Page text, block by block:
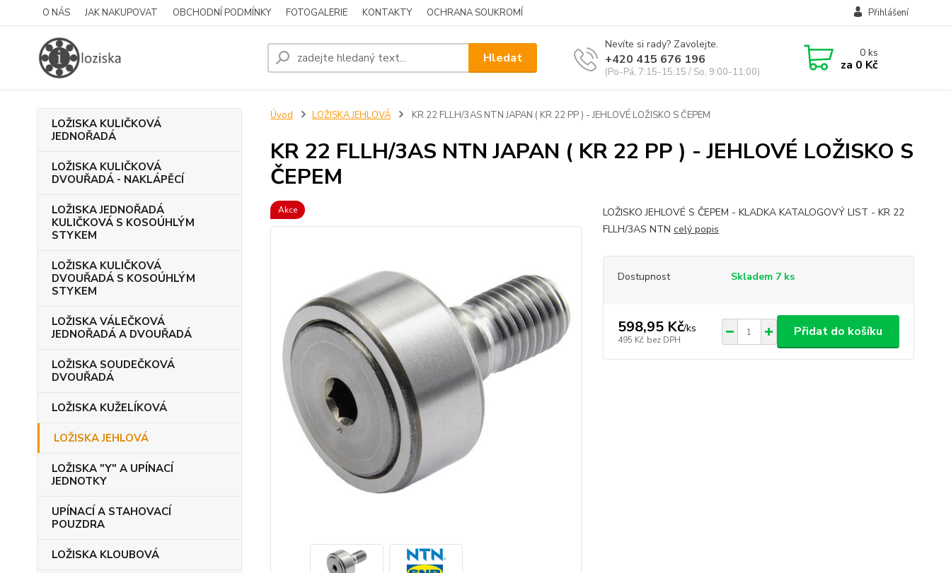
O NÁS JAK NAKUPOVAT OBCHODNÍ PODMÍNKY FOTOGALERIE KONTAKTY OCHRANA SOUKROMÍ Přihlášení
Hledat
Nevíte si rady? Zavolejte.
+420 415 676 196
(Po-Pá, 7:15-15:15 / So, 9:00-11:00)
0ks
za 0 Kč
LOŽISKA KULIČKOVÁ
JEDNOŘADÁ
LOŽISKA KULIČKOVÁ
DVOUŘADÁ - NAKLÁPĚCÍ
LOŽISKA JEDNOŘADÁ
KULIČKOVÁ S KOSOÚHLÝM
STYKEM
LOŽISKA KULIČKOVÁ
DVOUŘADÁ S KOSOÚHLÝM
STYKEM
LOŽISKA VÁLEČKOVÁ
JEDNOŘADÁ A DVOUŘADÁ
LOŽISKA SOUDEČKOVÁ
DVOUŘADÁ
LOŽISKA KUŽELÍKOVÁ
LOŽISKA JEHLOVÁ
LOŽISKA "Y" A UPÍNACÍ
JEDNOTKY
UPÍNACÍ A STAHOVACÍ
POUZDRA
LOŽISKA KLOUBOVÁ
Úvod LOŽISKA JEHLOVÁ KR 22 FLLH/3AS NTN JAPAN ( KR 22 PP ) - JEHLOVÉ LOŽISKO S ČEPEM
KR 22 FLLH/3AS NTN JAPAN ( KR 22 PP ) - JEHLOVÉ LOŽISKO S
ČEPEM
Akce
LOŽISKO JEHLOVÉ S ČEPEM - KLADKA KATALOGOVÝ LIST - KR 22
FLLH/3AS NTN celý popis
Dostupnost Skladem 7 ks
598,95 Kč/ks
495 Kč bez DPH
Přidat do košíku